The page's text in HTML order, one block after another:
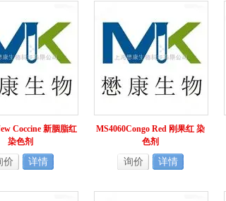
Coccine 新胭脂红
染色剂
价 详情
MS4060Congo Red 刚果红 染
色剂
询价 详情